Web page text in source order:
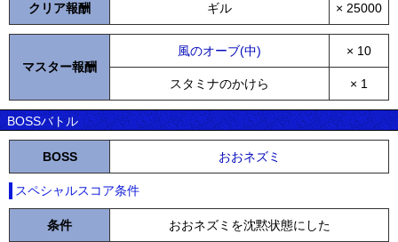
クリア報酬 ギル × 25000
マスター報酬
風のオーブ(中) × 10
スタミナのかけら × 1
BOSSバトル
BOSS おおネズミ
スペシャルスコア条件
条件 おおネズミを沈黙状態にした